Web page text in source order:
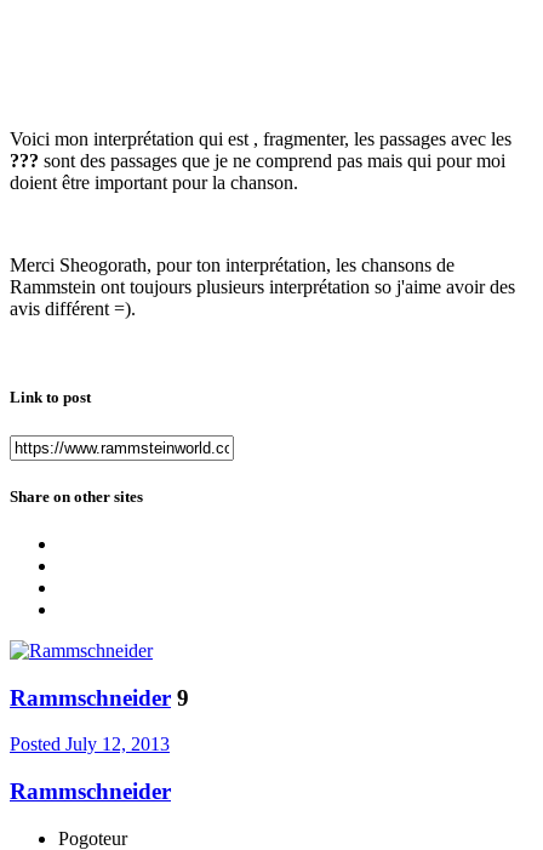
Voici mon interprétation qui est , fragmenter, les passages avec les
??? sont des passages que je ne comprend pas mais qui pour moi
doient être important pour la chanson.
Merci Sheogorath, pour ton interprétation, les chansons de
Rammstein ont toujours plusieurs interprétation so j'aime avoir des
avis différent =).
Link to post
Share on other sites
Rammschneider 9
Posted July 12, 2013
Rammschneider
Pogoteur